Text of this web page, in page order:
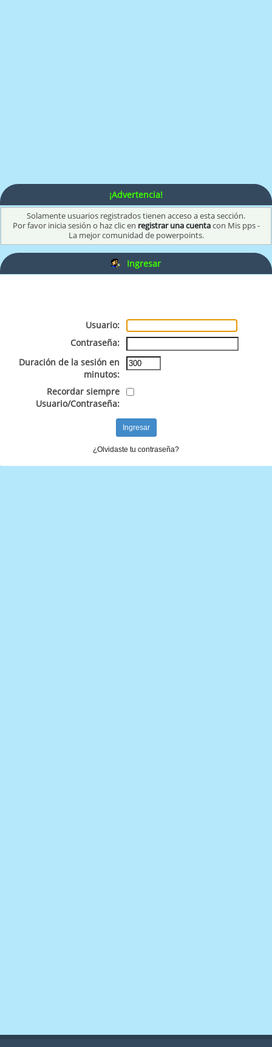
¡Advertencia!
Solamente usuarios registrados tienen acceso a esta sección.
Por favor inicia sesión o haz clic en registrar una cuentacon Mis pps -
La mejor comunidad de powerpoints.
Ingresar
Usuario:
Contraseña:
Duración de la sesión en
minutos:
Recordar siempre
Usuario/Contraseña:
¿Olvidaste tu contraseña?